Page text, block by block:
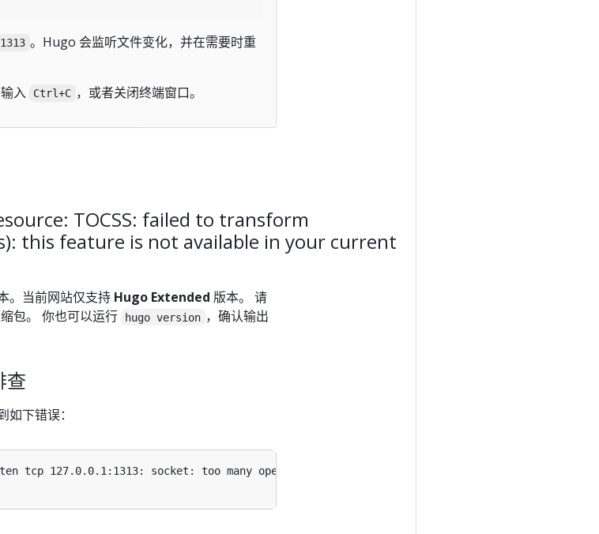
。Hugo 会监听文件变化，并在需要时重
入
Ctrl+C ，或者关闭终端窗口。
TOCSS: failed to transform
this feature is not available in your current
。当前网站仅支持 Hugo Extended 版本。 请
包。 你也可以运行 hugo version ，确认输出
查
如下错误：